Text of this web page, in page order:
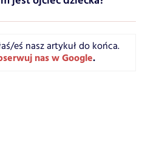
eś nasz artykuł do końca.
nas w Google.